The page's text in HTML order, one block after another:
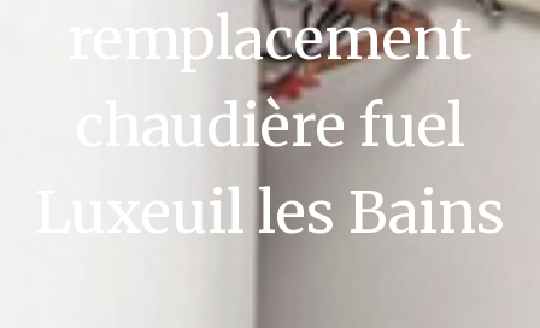
remplacement
chaudière fuel
Luxeuil les Bains